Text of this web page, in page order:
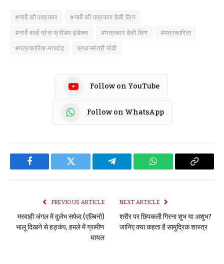
#नार्वे की पत्रकार
#नार्वे की पत्रकार हेली लिग
#नार्वे वर्ल्ड प्रेस फ्रीडम इंडेक्स
#पत्रकार हेली लिग
#पत्रकारिता
#पत्रकारिता-मापदंड
प्रधानमंत्री मोदी
Follow on YouTube
Follow on WhatsApp
Facebook Twitter Telegram WhatsApp Copy
PREVIOUS ARTICLE
मरवाही जंगल में दुर्लभ सफेद (एल्बिनो)
भालू दिखने से हड़कंप, हमले में ग्रामीण
घायल
NEXT ARTICLE
शरीर पर छिपकली गिरना शुभ या अशुभ?
जानिए क्या कहता है सामुद्रिक शास्त्र